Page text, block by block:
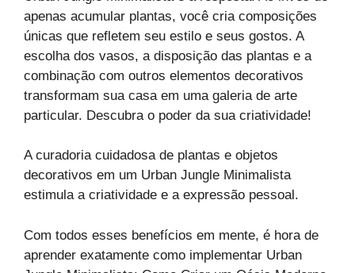
apenas acumular plantas, você cria composições
únicas que refletem seu estilo e seus gostos. A
escolha dos vasos, a disposição das plantas e a
combinação com outros elementos decorativos
transformam sua casa em uma galeria de arte
particular. Descubra o poder da sua criatividade!
A curadoria cuidadosa de plantas e objetos
decorativos em um Urban Jungle Minimalista
estimula a criatividade e a expressão pessoal.
Com todos esses benefícios em mente, é hora de
aprender exatamente como implementar Urban